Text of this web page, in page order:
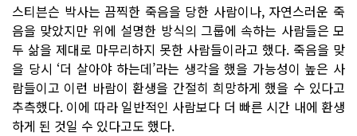
스티븐슨 박사는 끔찍한 죽음을 당한 사람이나, 자연스러운 죽
음을 맞았지만 위에 설명한 방식의 그룹에 속하는 사람들은 모
두 삶을 제대로 마무리하지 못한 사람들이라고 했다. 죽음을 맞
을 당시 ‘더 살아야 하는데’라는 생각을 했을 가능성이 높은 사
람들이고 이런 바람이 환생을 간절히 희망하게 했을 수 있다고
추측했다. 이에 따라 일반적인 사람보다 더 빠른 시간 내에 환생
하게 된 것일 수 있다고도 했다.